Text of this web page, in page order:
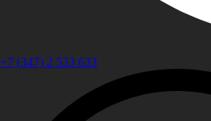
+7 (347) 2 533 633